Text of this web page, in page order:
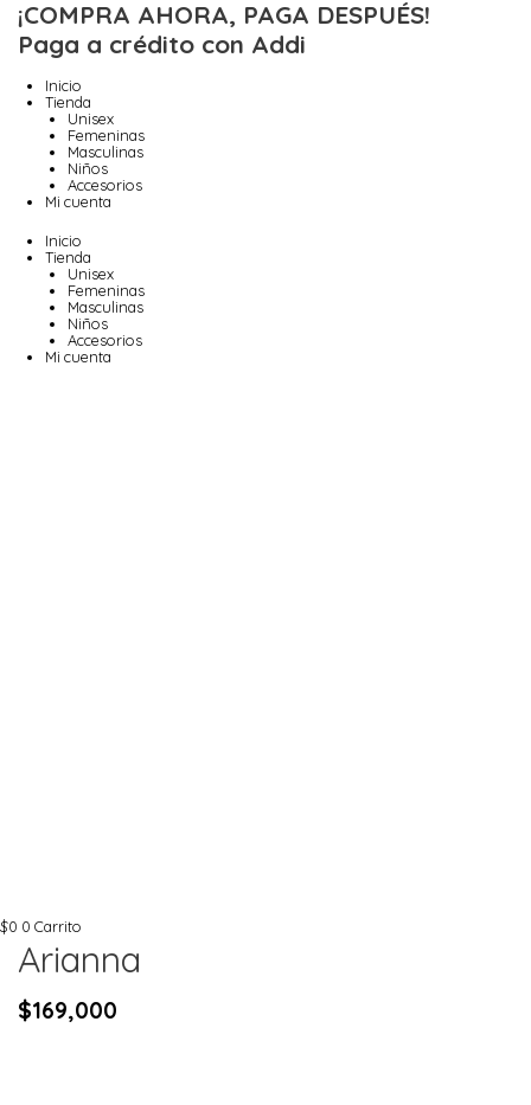
contenido
¡COMPRA AHORA, PAGA DESPUÉS!
Paga a crédito con Addi
Inicio
Tienda
Unisex
Femeninas
Masculinas
Niños
Accesorios
Mi cuenta
Inicio
Tienda
Unisex
Femeninas
Masculinas
Niños
Accesorios
Mi cuenta
$0 0 Carrito
Arianna
$169,000